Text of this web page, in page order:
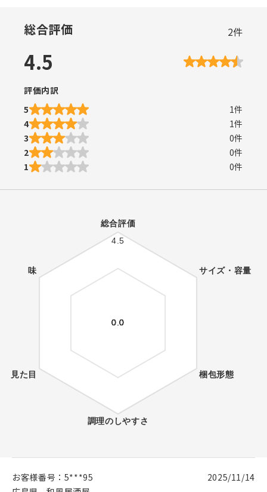
総合評価 2件
4.5
評価内訳
5
1件
4
1件
3
0件
2
0件
1
0件
お客様番号： 5***95
2025/11/14